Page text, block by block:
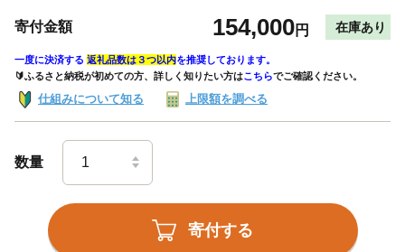
寄付金額 154,000円 在庫あり
一度に決済する 返礼品数は３つ以内を推奨しております。
🔰ふるさと納税が初めての方、詳しく知りたい方はこちらでご確認ください。
仕組みについて知る 上限額を調べる
数量
寄付する